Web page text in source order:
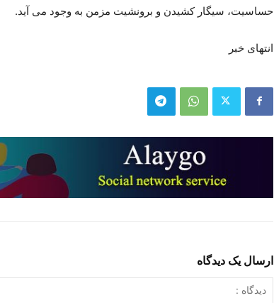
حساسیت، سیگار کشیدن و برونشیت مزمن به وجود می آید.
انتهای خبر
ارسال یک دیدگاه